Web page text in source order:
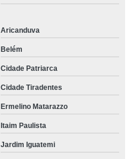
Aricanduva
Belém
Cidade Patriarca
Cidade Tiradentes
Ermelino Matarazzo
Itaim Paulista
Jardim Iguatemi